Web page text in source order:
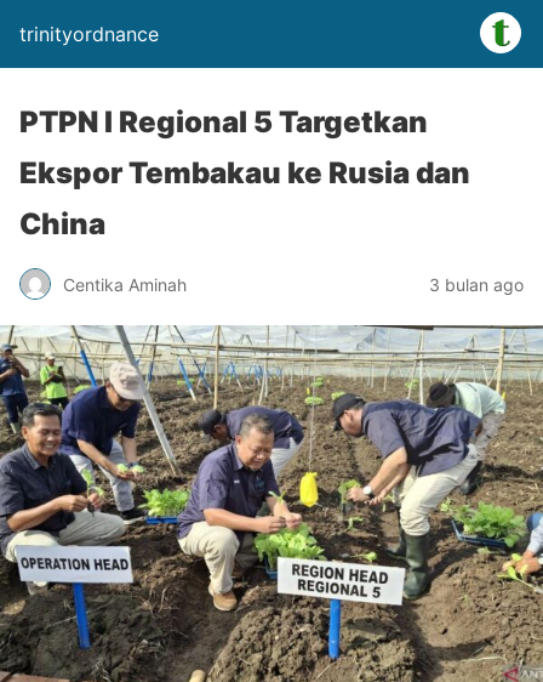
trinityordnance
PTPN I Regional 5 Targetkan
Ekspor Tembakau ke Rusia dan
China
Centika Aminah 3 bulan ago